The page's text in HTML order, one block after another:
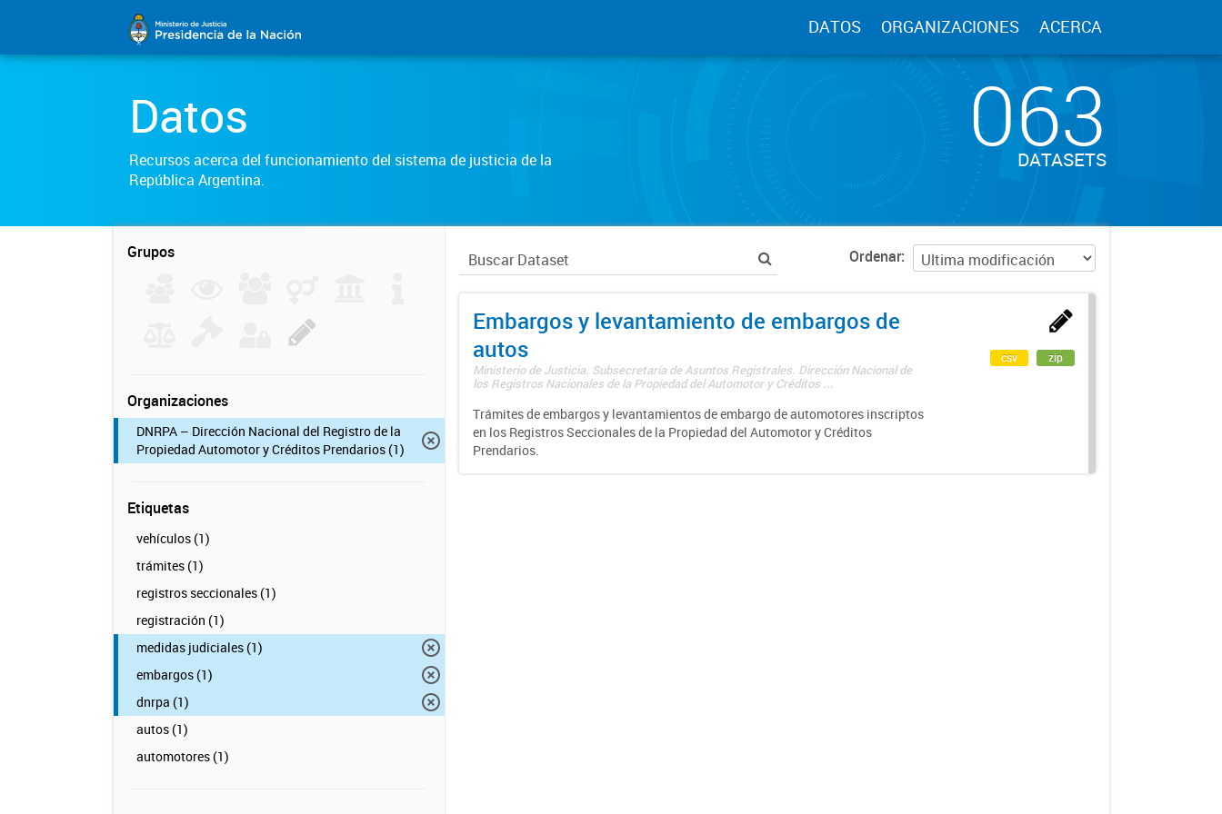
DATOS ORGANIZACIONES ACERCA
Datos
Recursos acerca del funcionamiento del sistema de justicia de la
República Argentina.
063
DATASETS
Grupos
Organizaciones
DNRPA – Dirección Nacional del Registro de la
Propiedad Automotor y Créditos Prendarios (1)
Etiquetas
vehículos (1)
trámites (1)
registros seccionales (1)
registración (1)
medidas judiciales (1)
embargos (1)
dnrpa (1)
autos (1)
automotores (1)
Ordenar
Embargos y levantamiento de embargos de
autos
Ministerio de Justicia. Subsecretaría de Asuntos Registrales. Dirección Nacional de
los Registros Nacionales de la Propiedad del Automotor y Créditos ...
Trámites de embargos y levantamientos de embargo de automotores inscriptos
en los Registros Seccionales de la Propiedad del Automotor y Créditos
Prendarios.
csv zip